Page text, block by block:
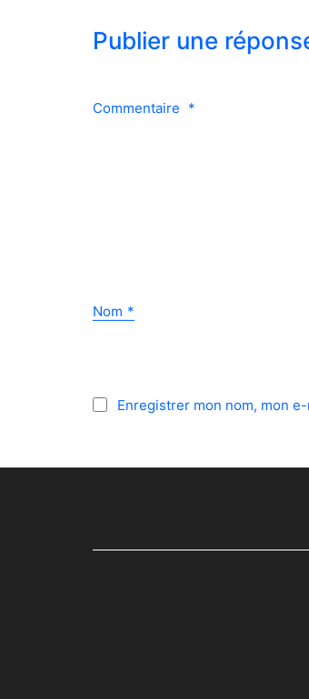
Publier une
Commentaire *
Nom *
Enregistrer mon nom, mon